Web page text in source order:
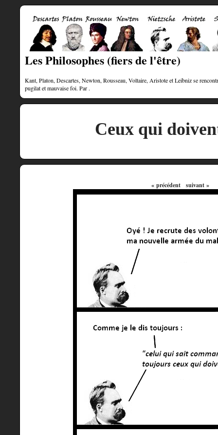
Les Philosophes (fiers de l'être)
Kant, Platon, Descartes, Newton, Rousseau, Voltaire, Aristote et Leibniz se
pugilat et mauvaise foi. Par .
Ceux qui
« précédent suivant »